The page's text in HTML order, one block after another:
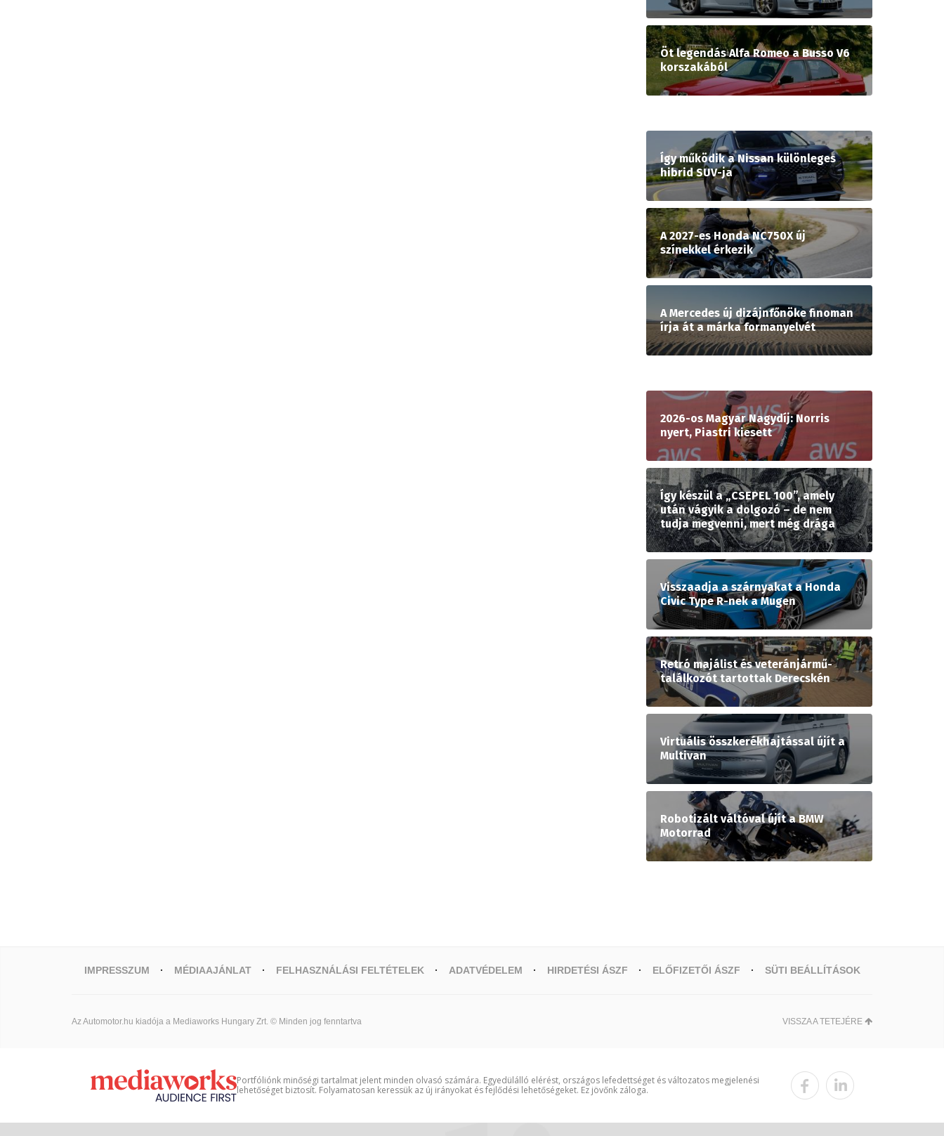
Öt legendás Alfa Romeo a Busso V6
korszakából
Így működik a Nissan különleges
hibrid SUV-ja
A 2027-es Honda NC750X új
színekkel érkezik
A Mercedes új dizájnfőnöke finoman
írja át a márka formanyelvét
2026-os Magyar Nagydíj: Norris
nyert, Piastri kiesett
Így készül a „CSEPEL 100”, amely
után vágyik a dolgozó – de nem
tudja megvenni, mert még drága
Visszaadja a szárnyakat a Honda
Civic Type R-nek a Mugen
Retró majálist és veteránjármű-
találkozót tartottak Derecskén
Virtuális összkerékhajtással újít a
Multivan
Robotizált váltóval újít a BMW
Motorrad
IMPRESSZUM MÉDIAAJÁNLAT FELHASZNÁLÁSI FELTÉTELEK ADATVÉDELEM HIRDETÉSI ÁSZF ELŐFIZETŐI ÁSZF SÜTI BEÁLLÍTÁSOK
Az Automotor.hu kiadója a Mediaworks Hungary Zrt. © Minden jog fenntartva VISSZA A TETEJÉRE
Portfóliónk minőségi tartalmat jelent minden olvasó számára. Egyedülálló elérést, országos lefedettséget és változatos megjelenési
lehetőséget biztosít. Folyamatosan keressük az új irányokat és fejlődési lehetőségeket. Ez jövőnk záloga.